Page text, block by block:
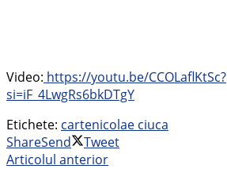
Video: https://youtu.be/CCOLaflKtSc?
si=iF_4LwgRs6bkDTgY
Etichete: cartenicolae ciuca
ShareSend
Tweet
Articolul anterior